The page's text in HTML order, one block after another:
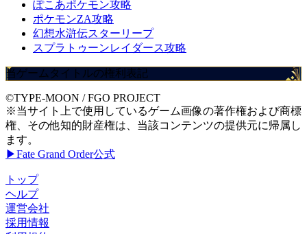
ぽこあポケモン攻略
ポケモンZA攻略
幻想水滸伝スターリープ
スプラトゥーンレイダース攻略
当ゲームタイトルの権利表記
©TYPE-MOON / FGO PROJECT
※当サイト上で使用しているゲーム画像の著作権および商標
権、その他知的財産権は、当該コンテンツの提供元に帰属し
ます。
▶Fate Grand Order公式
トップ
ヘルプ
運営会社
採用情報